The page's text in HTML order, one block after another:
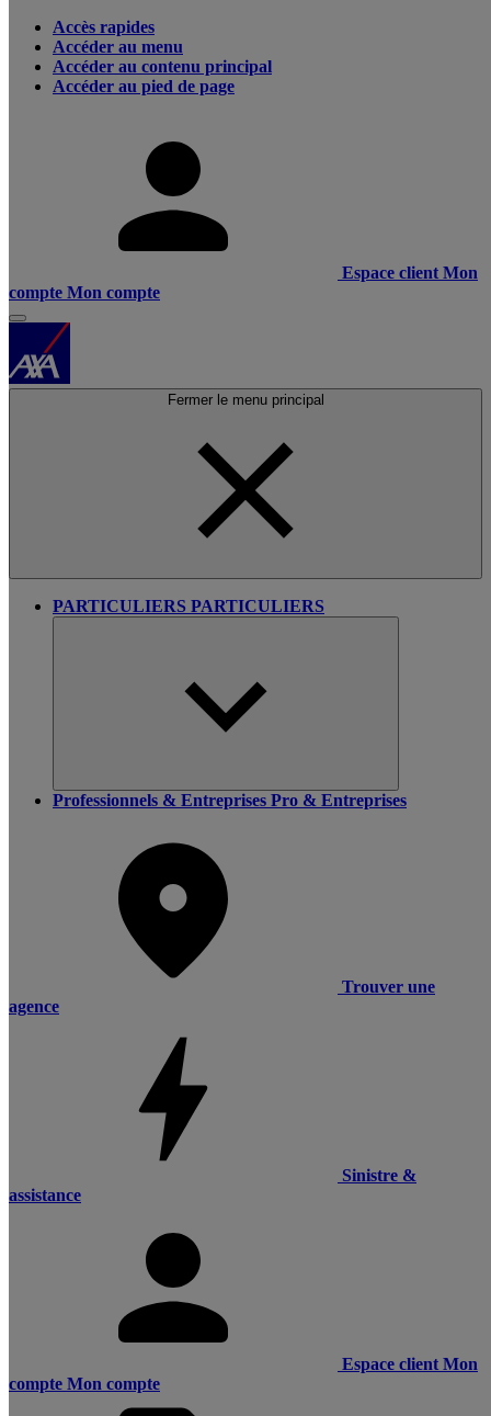
Accès rapides
Accéder au menu
Accéder au contenu principal
Accéder au pied de page
Espace client Mon
compte Mon compte
Fermer le menu principal
PARTICULIERS PARTICULIERS
Professionnels & Entreprises Pro & Entreprises
Trouver une
agence
Sinistre &
assistance
Espace client Mon
compte Mon compte